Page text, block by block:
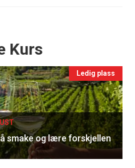
Kurs
Ledig plass
smake og lære forskjellen